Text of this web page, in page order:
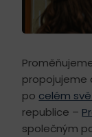
propojujeme
po celém
republice –
společným